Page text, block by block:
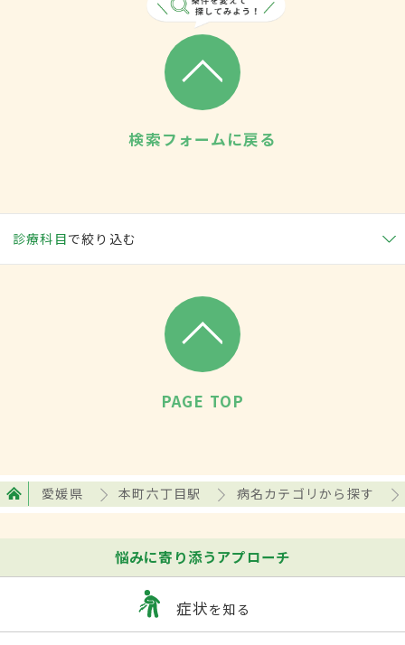
検索フォームに戻る
診療科目で絞り込む
PAGE TOP
愛媛県 本町六丁目駅 病名カテゴリから探す
悩みに寄り添うアプローチ
症状を知る